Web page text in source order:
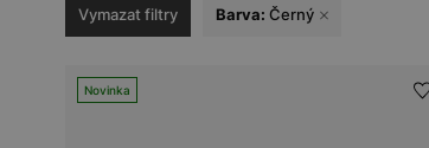
Vymazat filtry Barva: Černý
Novinka